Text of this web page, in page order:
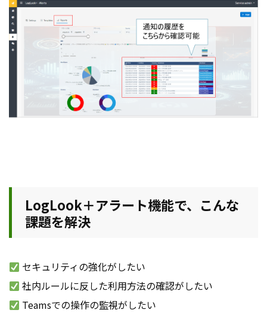
LogLook＋アラート機能で、こんな
課題を解決
セキュリティの強化がしたい
社内ルールに反した利用方法の確認がしたい
Teamsでの操作の監視がしたい